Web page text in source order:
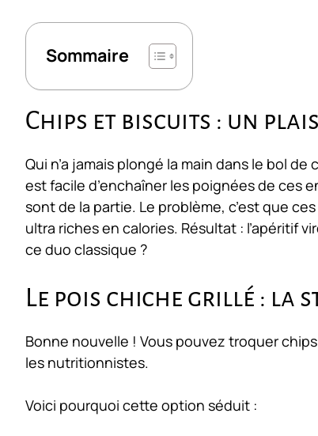
Sommaire
Chips et biscuits : un
Qui n’a jamais plongé la main dans le bol
est facile d’enchaîner les poignées de ces
sont de la partie. Le problème, c’est que
ultra riches en calories. Résultat : l’apéritif
ce duo classique ?
Le pois chiche grillé : la
Bonne nouvelle ! Vous pouvez troquer
les nutritionnistes.
Voici pourquoi cette option séduit :